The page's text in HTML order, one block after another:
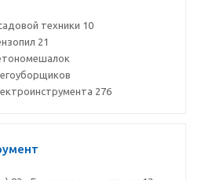
техники 10
21
276